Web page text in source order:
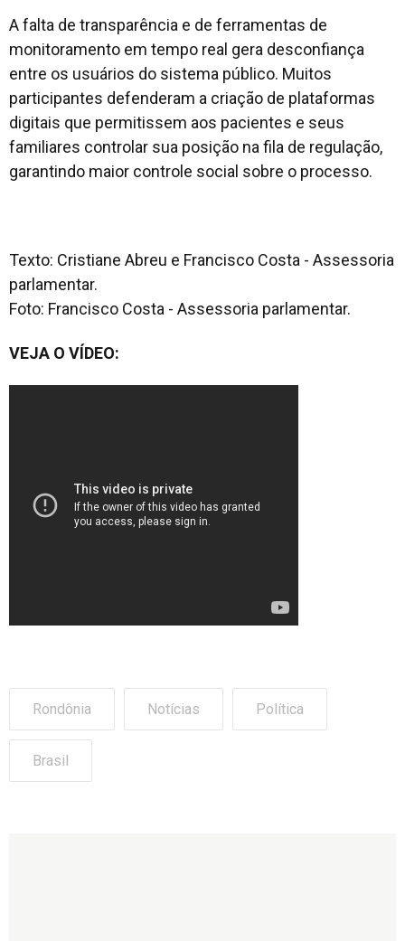
A falta de transparência e de ferramentas de
monitoramento em tempo real gera desconfiança
entre os usuários do sistema público. Muitos
participantes defenderam a criação de plataformas
digitais que permitissem aos pacientes e seus
familiares controlar sua posição na fila de regulação,
garantindo maior controle social sobre o processo.
Texto: Cristiane Abreu e Francisco Costa - Assessoria
parlamentar.
Foto: Francisco Costa - Assessoria parlamentar.
VEJA O VÍDEO:
Rondônia Notícias Política
Brasil